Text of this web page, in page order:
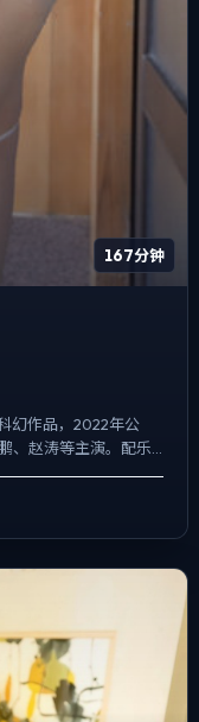
167分钟
幻作品，2022年公
、赵涛等主演。配乐